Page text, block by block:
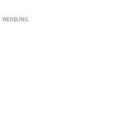
WERBUNG